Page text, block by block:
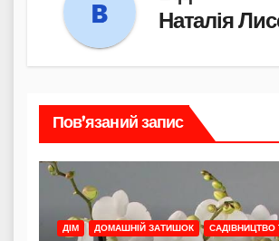
Наталія
Пов’язаний запис
ДІМ ДОМАШНІЙ ЗАТИШОК САДІВНИЦТВО